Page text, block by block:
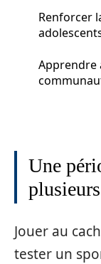
Renforcer
Apprendre
Une
Jouer au
tester un